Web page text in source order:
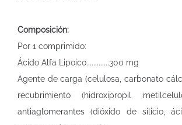
Composición:
Por 1 comprimido:
Ácido Alfa Lipoico.............300 mg
Agente de carga (celulosa, carbonato
recubrimiento (hidroxipropil
antiaglomerantes (dióxido de silicio,